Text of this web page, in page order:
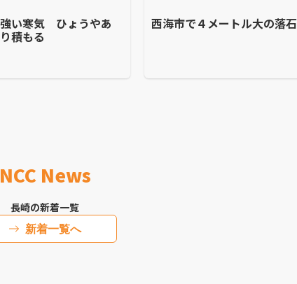
い寒気 ひょうやあ
積もる
西海市で４メートル大の落石
News
長崎の新着一覧
新着一覧へ